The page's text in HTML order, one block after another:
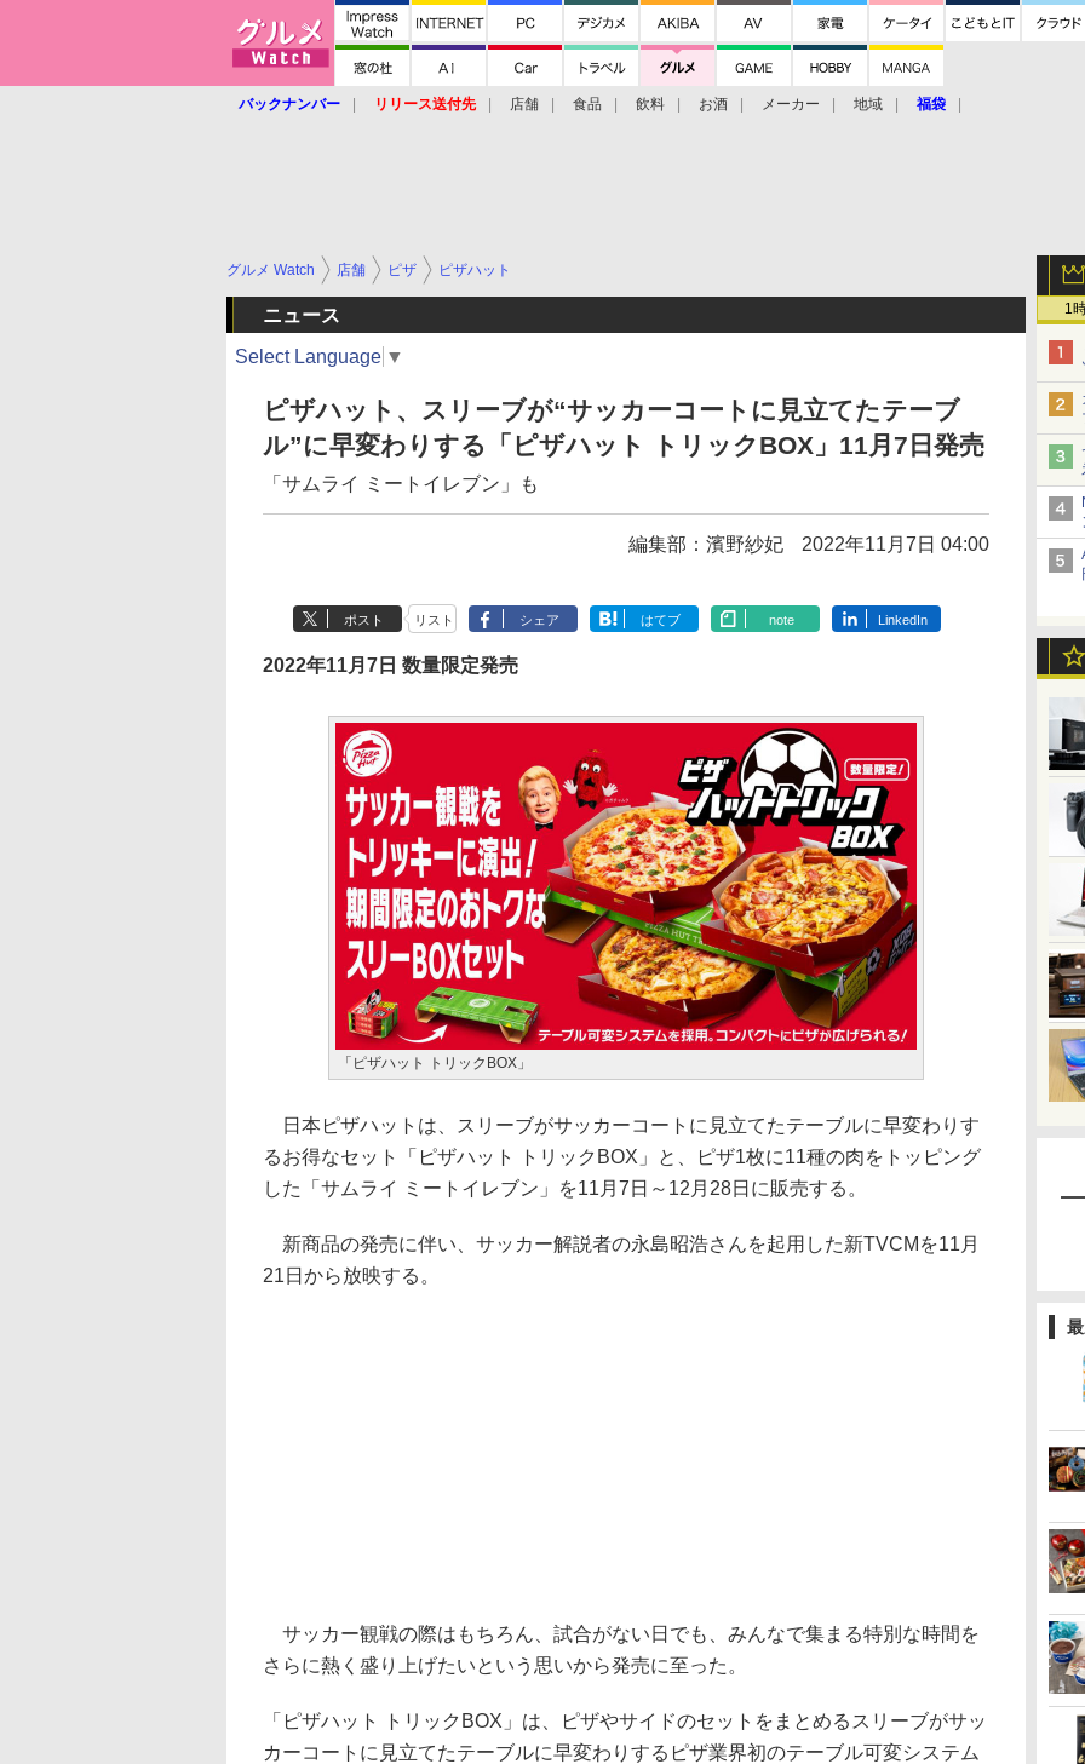
バックナンバー リリース送付先 店舗 食品 飲料 お酒 メーカー 地域 福袋
1
グルメ Watch 店舗 ピザ ピザハット
ニュース
Select Language ▼
ピザハット、スリーブが“サッカーコートに見立てたテーブ
ル”に早変わりする「ピザハット トリックBOX」11月7日発売
「サムライ ミートイレブン」も
編集部：濱野紗妃 2022年11月7日 04:00
ポスト リスト シェア はてブ note LinkedIn
2022年11月7日 数量限定発売
「ピザハット トリックBOX」
日本ピザハットは、スリーブがサッカーコートに見立てたテーブルに早変わりす
るお得なセット「ピザハット トリックBOX」と、ピザ1枚に11種の肉をトッピング
した「サムライ ミートイレブン」を11月7日～12月28日に販売する。
新商品の発売に伴い、サッカー解説者の永島昭浩さんを起用した新TVCMを11月
21日から放映する。
サッカー観戦の際はもちろん、試合がない日でも、みんなで集まる特別な時間を
さらに熱く盛り上げたいという思いから発売に至った。
「ピザハット トリックBOX」は、ピザやサイドのセットをまとめるスリーブがサッ
カーコートに見立てたテーブルに早変わりするピザ業界初のテーブル可変システム